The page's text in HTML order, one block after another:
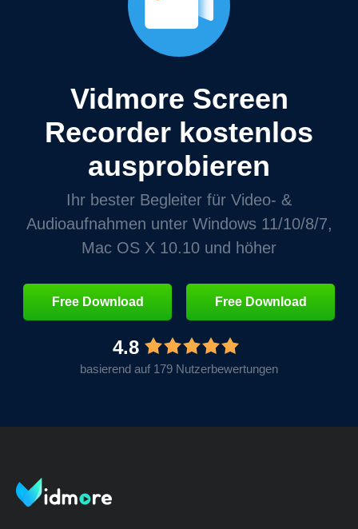
Vidmore Screen
Recorder kostenlos
ausprobieren
Ihr bester Begleiter für Video- &
Audioaufnahmen unter Windows 11/10/8/7,
Mac OS X 10.10 und höher
Free Download Free Download
4.8
basierend auf 179 Nutzerbewertungen